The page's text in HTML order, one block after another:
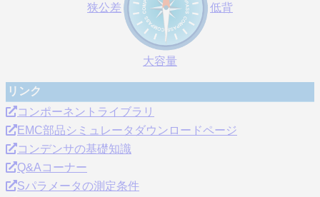
狭公差 低背
大容量
リンク
コンポーネントライブラリ
EMC部品シミュレータダウンロードページ
コンデンサの基礎知識
Q&Aコーナー
Sパラメータの測定条件